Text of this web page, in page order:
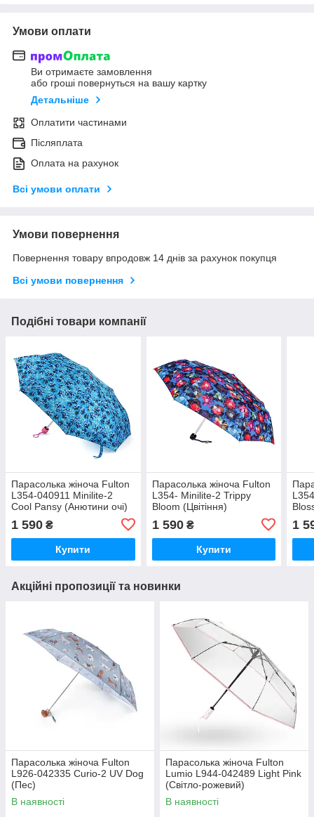
Умови оплати
Ви отримаєте замовлення
або гроші повернуться на вашу картку
Детальніше
Оплатити частинами
Післяплата
Оплата на рахунок
Всі умови оплати
Умови повернення
Повернення товару впродовж 14 днів за рахунок покупця
Всі умови повернення
Подібні товари компанії
Парасолька жіноча Fulton
L354-040911 Minilite-2
Cool Pansy (Анютини очі)
1 590 ₴
Купити
Парасолька жіноча Fulton
L354- Minilite-2 Trippy
Bloom (Цвітіння)
1 590₴
Купити
1
Акційні пропозиції та новинки
Парасолька жіноча Fulton
L926-042335 Curio-2 UV Dog
(Пес)
В наявності
Парасолька жіноча Fulton
Lumio L944-042489 Light Pink
(Світло-рожевий)
В наявності